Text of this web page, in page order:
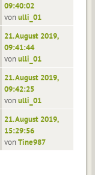
09:40:02
vonulli_01
21. August 2019,
09:41:44
vonulli_01
21. August 2019,
09:42:25
vonulli_01
21. August 2019,
15:29:56
vonTine987